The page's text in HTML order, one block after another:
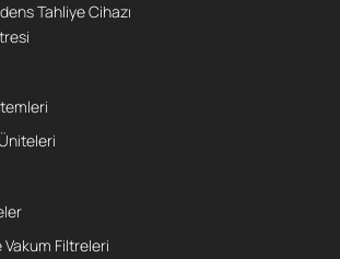
Tahliye Cihazı
Vakum Filtreleri